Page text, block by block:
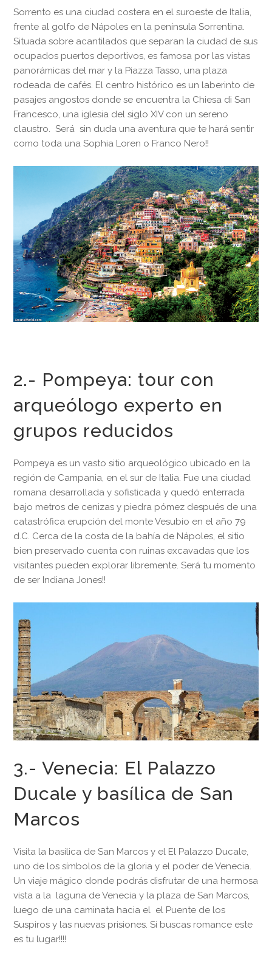
Sorrento es una ciudad costera en el suroeste de Italia,
frente al golfo de Nápoles en la península Sorrentina.
Situada sobre acantilados que separan la ciudad de sus
ocupados puertos deportivos, es famosa por las vistas
panorámicas del mar y la Piazza Tasso, una plaza
rodeada de cafés. El centro histórico es un laberinto de
pasajes angostos donde se encuentra la Chiesa di San
Francesco, una iglesia del siglo XIV con un sereno
claustro. Será sin duda una aventura que te hará sentir
como toda una Sophia Loren o Franco Nero!!
2.- Pompeya: tour con
arqueólogo experto en
grupos reducidos
Pompeya es un vasto sitio arqueológico ubicado en la
región de Campania, en el sur de Italia. Fue una ciudad
romana desarrollada y sofisticada y quedó enterrada
bajo metros de cenizas y piedra pómez después de una
catastrófica erupción del monte Vesubio en el año 79
d.C. Cerca de la costa de la bahía de Nápoles, el sitio
bien preservado cuenta con ruinas excavadas que los
visitantes pueden explorar libremente. Será tu momento
de ser Indiana Jones!!
3.- Venecia: El Palazzo
Ducale y basílica de San
Marcos
Visita la basílica de San Marcos y el El Palazzo Ducale,
uno de los símbolos de la gloria y el poder de Venecia.
Un viaje mágico donde podrás disfrutar de una hermosa
vista a la laguna de Venecia y la plaza de San Marcos,
luego de una caminata hacia el el Puente de los
Suspiros y las nuevas prisiones. Si buscas romance este
es tu lugar!!!!